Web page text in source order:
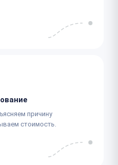
причину
стоимость.